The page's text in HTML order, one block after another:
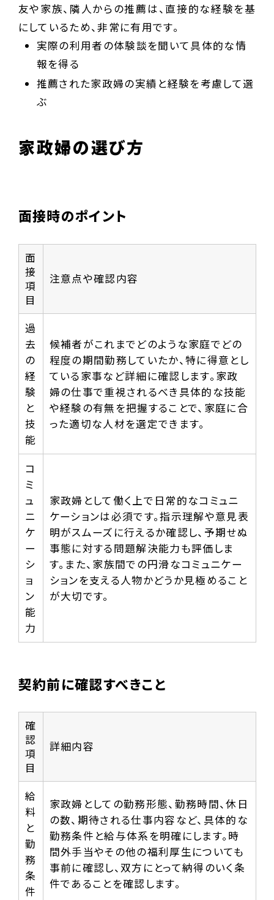
友や家族、隣人からの推薦は、直接的な経験を基
にしているため、非常に有用です。
実際の利用者の体験談を聞いて具体的な情
報を得る
推薦された家政婦の実績と経験を考慮して選
ぶ
家政婦の選び方
面接時のポイント
面
接
項
目
注意点や確認内容
過
去
の
経
験
と
技
能
候補者がこれまでどのような家庭でどの
程度の期間勤務していたか、特に得意とし
ている家事など詳細に確認します。家政
婦の仕事で重視されるべき具体的な技能
や経験の有無を把握することで、家庭に合
った適切な人材を選定できます。
コ
ミ
ュ
ニ
ケ
ー
シ
ョ
ン
能
力
家政婦として働く上で日常的なコミュニ
ケーションは必須です。指示理解や意見表
明がスムーズに行えるか確認し、予期せぬ
事態に対する問題解決能力も評価しま
す。また、家族間での円滑なコミュニケー
ションを支える人物かどうか見極めること
が大切です。
契約前に確認すべきこと
確
認
項
目
詳細内容
給
料
と
勤
務
条
件
家政婦としての勤務形態、勤務時間、休日
の数、期待される仕事内容など、具体的な
勤務条件と給与体系を明確にします。時
間外手当やその他の福利厚生についても
事前に確認し、双方にとって納得のいく条
件であることを確認します。